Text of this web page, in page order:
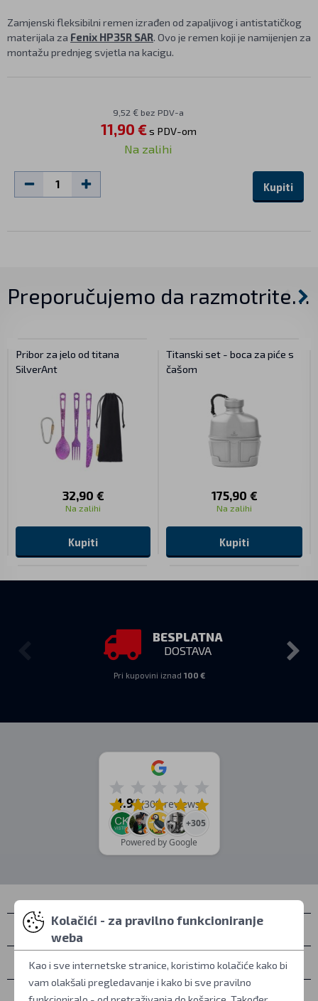
Zamjenski fleksibilni remen izrađen od zapaljivog i antistatičkog
materijala za Fenix HP35R SAR. Ovo je remen koji je namijenjen za
montažu prednjeg svjetla na kacigu.
9,52 € bez PDV-a
11,90 €s PDV-om
Na zalihi
Kupiti
Preporučujemo da razmotrite…
Pribor za jelo od titana
SilverAnt
32,90 €
Na zalihi
Kupiti
Titanski set - boca za piće s
čašom
175,90 €
Na zalihi
Kupiti
BESPLATNA
DOSTAVA
Pri kupovini iznad 100 €
4.9/5(309 reviews)
+305
Powered by Google
Kontakti
Osobno preuzimanje
Sve o kupovini
Kolačići - za pravilno funkcioniranje
weba
Kao i sve internetske stranice, koristimo kolačiće kako bi
vam olakšali pregledavanje i kako bi sve pravilno